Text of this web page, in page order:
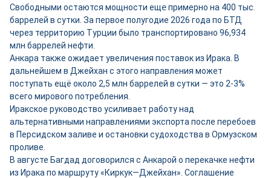
Свободными остаются мощности ещепримерно на 400 тыс.
баррелей в сутки. За первое полугодие 2026 года по БТД
через территорию Турции было транспортировано 96,934
млн баррелей нефти.
Анкара также ожидает увеличения поставок из Ирака. В
дальнейшем в Джейхан с этого направления может
поступать ещё около 2,5 млн баррелей в сутки — это 2-3%
всего мирового потребления.
Иракское руководство усиливает работу над
альтернативными направлениями экспорта после перебоев
в Персидском заливе и остановки судоходства в Ормузском
проливе.
В августе Багдад договорился с Анкарой о перекачке нефти
из Ирака по маршруту «Киркук—Джейхан». Соглашение